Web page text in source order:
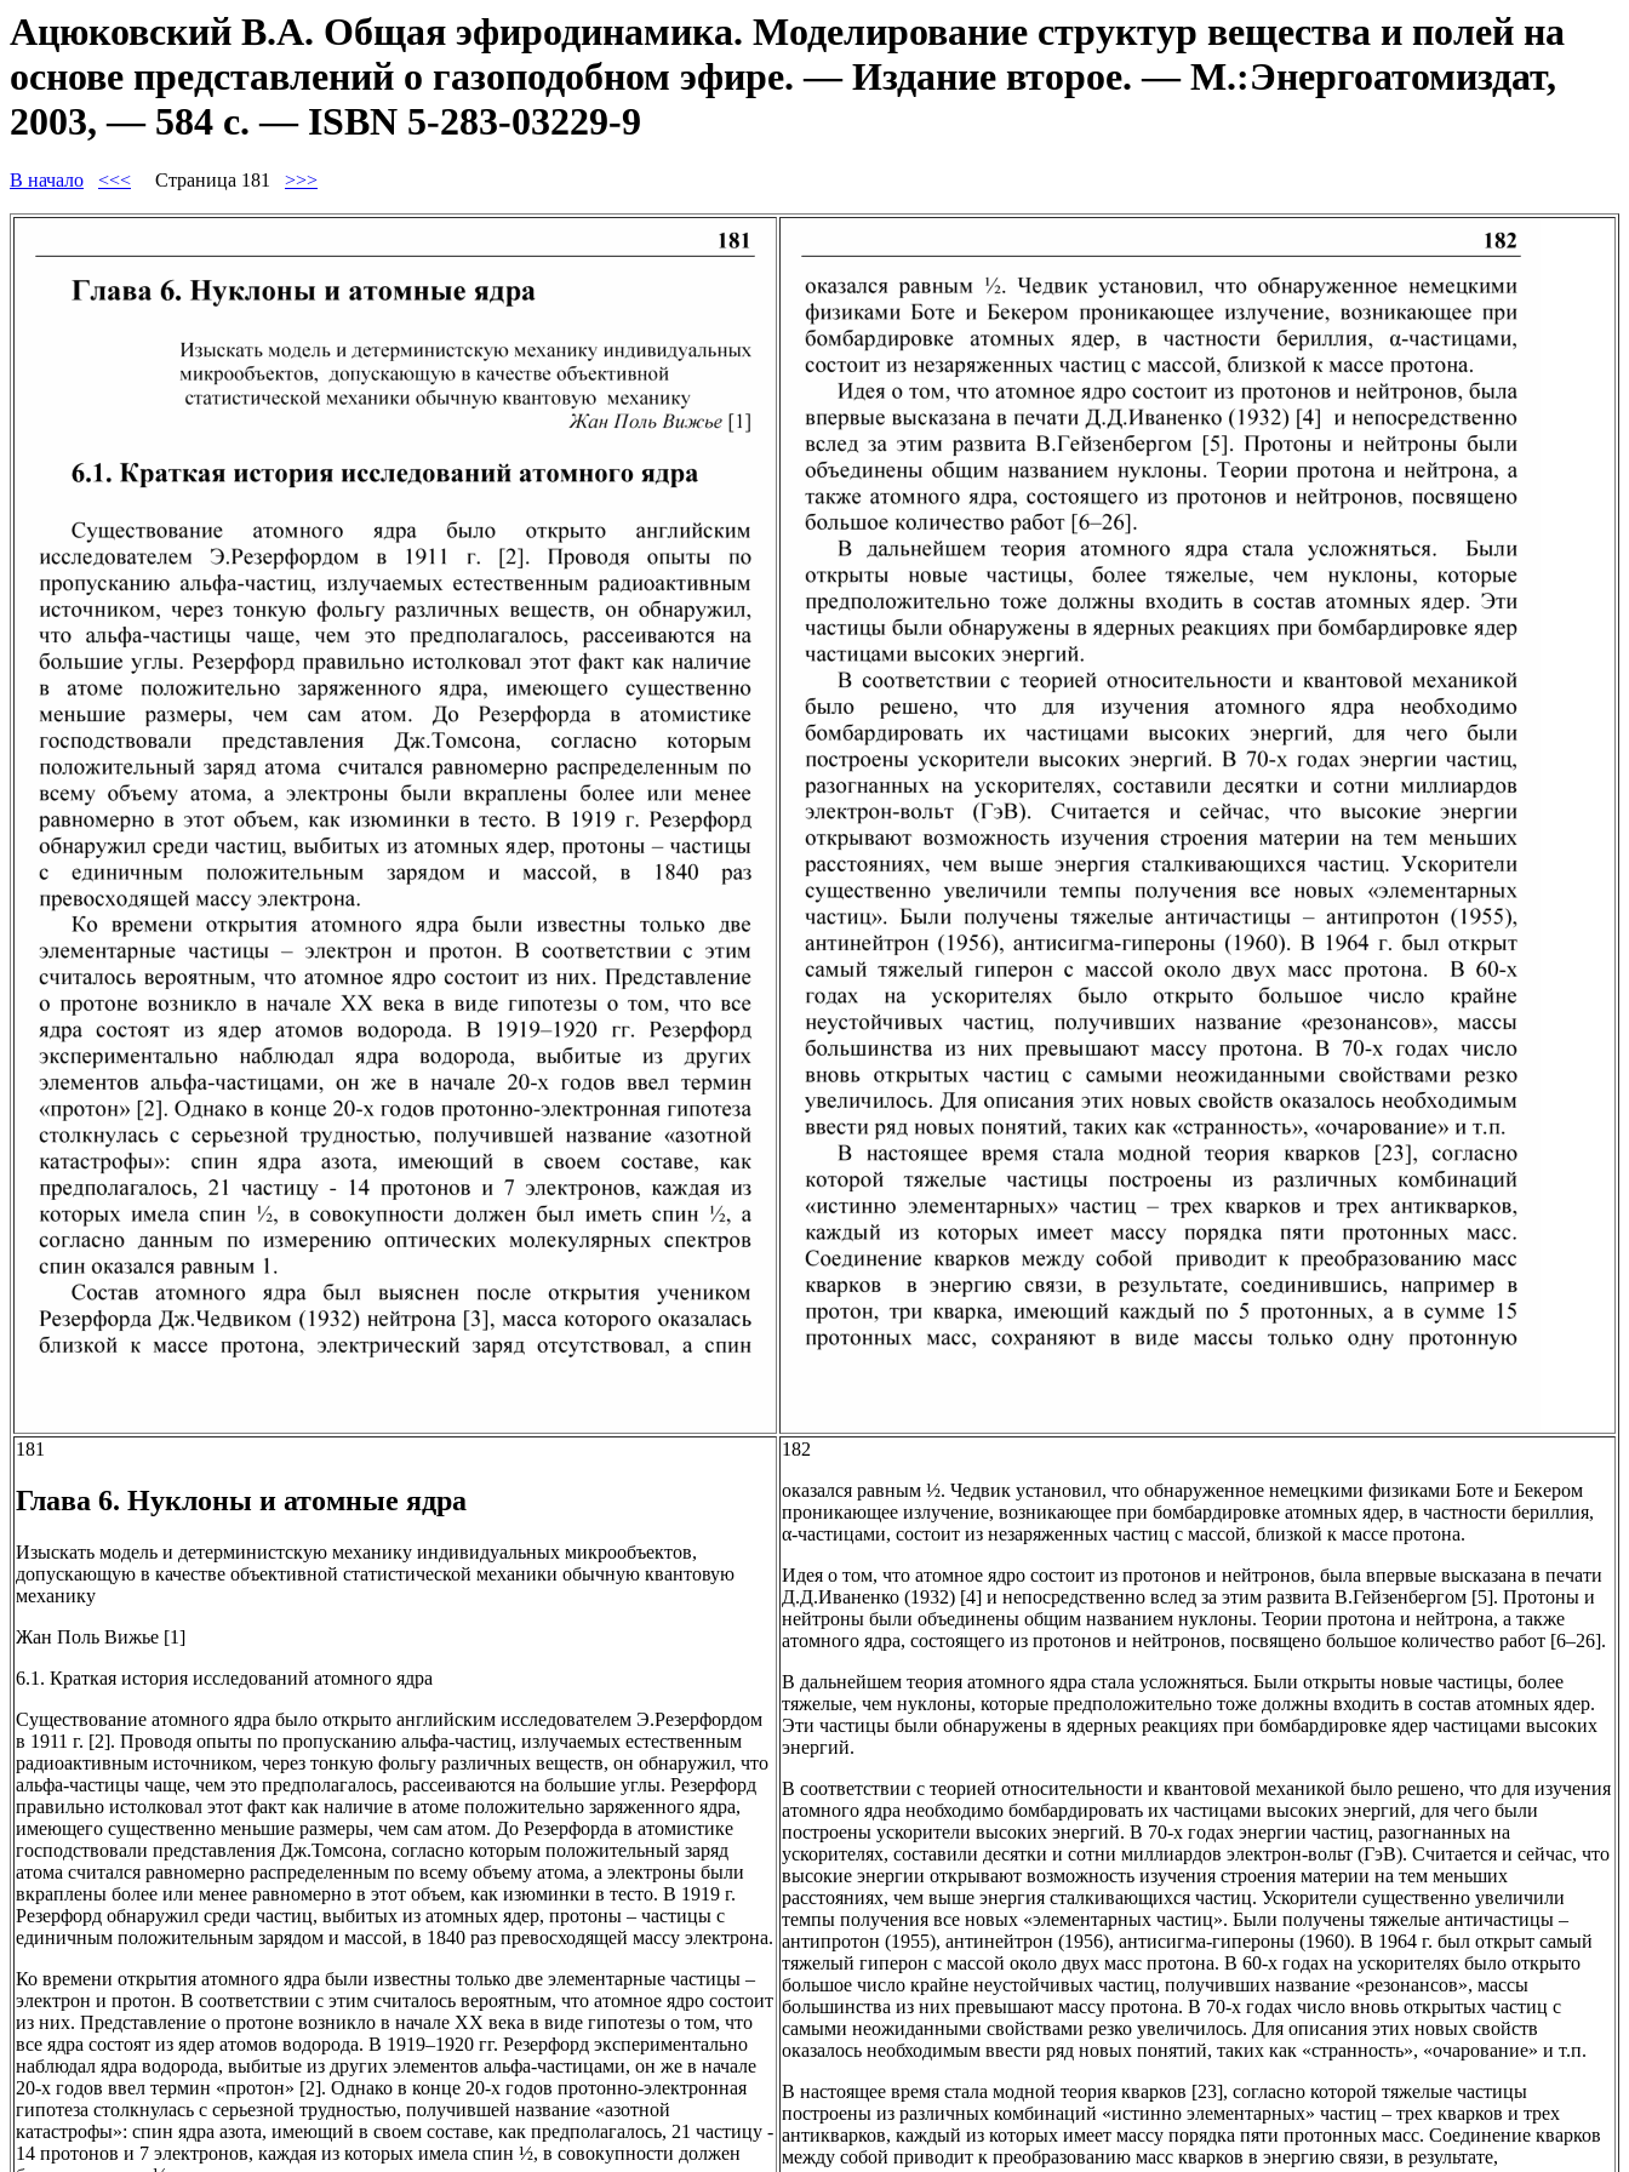
Ацюковский В.А. Общая эфиродинамика. Моделирование структур вещества и полей на
основе представлений о газоподобном эфире. — Издание второе. — М.:Энергоатомиздат,
2003, — 584 с. — ISBN 5-283-03229-9
В начало <<< Страница 181 >>>
181
Глава 6. Нуклоны и атомные ядра
Изыскать модель и детерминистскую механику индивидуальных микрообъектов,
допускающую в качестве объективной статистической механики обычную квантовую
механику
Жан Поль Вижье [1]
6.1. Краткая история исследований атомного ядра
Существование атомного ядра было открыто английским исследователем Э.Резерфордом
в 1911 г. [2]. Проводя опыты по пропусканию альфа-частиц, излучаемых естественным
радиоактивным источником, через тонкую фольгу различных веществ, он обнаружил, что
альфа-частицы чаще, чем это предполагалось, рассеиваются на большие углы. Резерфорд
правильно истолковал этот факт как наличие в атоме положительно заряженного ядра,
имеющего существенно меньшие размеры, чем сам атом. До Резерфорда в атомистике
господствовали представления Дж.Томсона, согласно которым положительный заряд
атома считался равномерно распределенным по всему объему атома, а электроны были
вкраплены более или менее равномерно в этот объем, как изюминки в тесто. В 1919 г.
Резерфорд обнаружил среди частиц, выбитых из атомных ядер, протоны – частицы с
единичным положительным зарядом и массой, в 1840 раз превосходящей массу электрона.
Ко времени открытия атомного ядра были известны только две элементарные частицы –
электрон и протон. В соответствии с этим считалось вероятным, что атомное ядро состоит
из них. Представление о протоне возникло в начале ХХ века в виде гипотезы о том, что
все ядра состоят из ядер атомов водорода. В 1919–1920 гг. Резерфорд экспериментально
наблюдал ядра водорода, выбитые из других элементов альфа-частицами, он же в начале
20-х годов ввел термин «протон» [2]. Однако в конце 20-х годов протонно-электронная
гипотеза столкнулась с серьезной трудностью, получившей название «азотной
катастрофы»: спин ядра азота, имеющий в своем составе, как предполагалось, 21 частицу -
14 протонов и 7 электронов, каждая из которых имела спин ½, в совокупности должен
182
оказался равным ½. Чедвик установил, что обнаруженное немецкими физиками Боте и Бекером
проникающее излучение, возникающее при бомбардировке атомных ядер, в частности бериллия,
α-частицами, состоит из незаряженных частиц с массой, близкой к массе протона.
Идея о том, что атомное ядро состоит из протонов и нейтронов, была впервые высказана в печати
Д.Д.Иваненко (1932) [4] и непосредственно вслед за этим развита В.Гейзенбергом [5]. Протоны и
нейтроны были объединены общим названием нуклоны. Теории протона и нейтрона, а также
атомного ядра, состоящего из протонов и нейтронов, посвящено большое количество работ [6–26].
В дальнейшем теория атомного ядра стала усложняться. Были открыты новые частицы, более
тяжелые, чем нуклоны, которые предположительно тоже должны входить в состав атомных ядер.
Эти частицы были обнаружены в ядерных реакциях при бомбардировке ядер частицами высоких
энергий.
В соответствии с теорией относительности и квантовой механикой было решено, что для изучения
атомного ядра необходимо бомбардировать их частицами высоких энергий, для чего были
построены ускорители высоких энергий. В 70-х годах энергии частиц, разогнанных на
ускорителях, составили десятки и сотни миллиардов электрон-вольт (ГэВ). Считается и сейчас, что
высокие энергии открывают возможность изучения строения материи на тем меньших
расстояниях, чем выше энергия сталкивающихся частиц. Ускорители существенно увеличили
темпы получения все новых «элементарных частиц». Были получены тяжелые античастицы –
антипротон (1955), антинейтрон (1956), антисигма-гипероны (1960). В 1964 г. был открыт самый
тяжелый гиперон с массой около двух масс протона. В 60-х годах на ускорителях было открыто
большое число крайне неустойчивых частиц, получивших название «резонансов», массы
большинства из них превышают массу протона. В 70-х годах число вновь открытых частиц с
самыми неожиданными свойствами резко увеличилось. Для описания этих новых свойств
оказалось необходимым ввести ряд новых понятий, таких как «странность», «очарование» и т.п.
В настоящее время стала модной теория кварков [23], согласно которой тяжелые частицы
построены из различных комбинаций «истинно элементарных» частиц – трех кварков и трех
антикварков, каждый из которых имеет массу порядка пяти протонных масс. Соединение кварков
между собой приводит к преобразованию масс кварков в энергию связи, в результате,